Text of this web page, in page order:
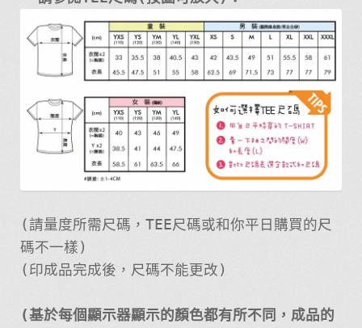
(請量度所需尺碼，TEE尺碼或和你平日購買的尺
碼不一樣)
(印成品完成後，尺碼不能更改)
(基於每個顯示器顯示的顏色都有所不同，成品的